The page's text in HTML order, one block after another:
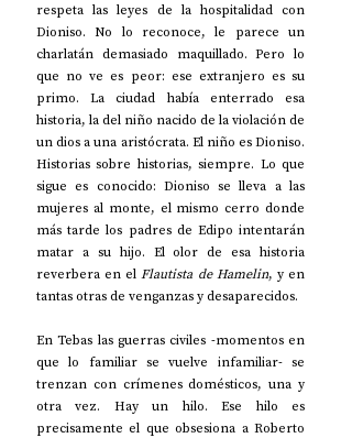
respeta las leyes de la hospitalidad con
Dioniso. No lo reconoce, le parece un
charlatán demasiado maquillado. Pero lo
que no ve es peor: ese extranjero es su
primo. La ciudad había enterrado esa
historia, la del niño nacido de la violación de
un dios a una aristócrata. El niño es Dioniso.
Historias sobre historias, siempre. Lo que
sigue es conocido: Dioniso se lleva a las
mujeres al monte, el mismo cerro donde
más tarde los padres de Edipo intentarán
matar a su hijo. El olor de esa historia
reverbera en el Flautista de Hamelin, y en
tantas otras de venganzas y desaparecidos.
En Tebas las guerras civiles -momentos en
que lo familiar se vuelve infamiliar- se
trenzan con crímenes domésticos, una y
otra vez. Hay un hilo. Ese hilo es
precisamente el que obsesiona a Roberto